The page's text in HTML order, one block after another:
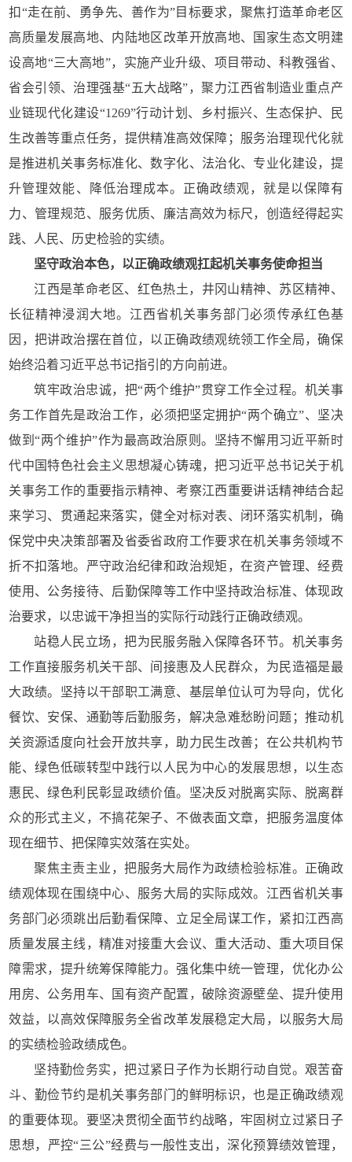
扣“走在前、勇争先、善作为”目标要求，聚焦打造革命老区
高质量发展高地、内陆地区改革开放高地、国家生态文明建
设高地“三大高地”，实施产业升级、项目带动、科教强省、
省会引领、治理强基“五大战略”，聚力江西省制造业重点产
业链现代化建设“1269”行动计划、乡村振兴、生态保护、民
生改善等重点任务，提供精准高效保障；服务治理现代化就
是推进机关事务标准化、数字化、法治化、专业化建设，提
升管理效能、降低治理成本。正确政绩观，就是以保障有
力、管理规范、服务优质、廉洁高效为标尺，创造经得起实
践、人民、历史检验的实绩。
坚守政治本色，以正确政绩观扛起机关事务使命担当
江西是革命老区、红色热土，井冈山精神、苏区精神、
长征精神浸润大地。江西省机关事务部门必须传承红色基
因，把讲政治摆在首位，以正确政绩观统领工作全局，确保
始终沿着习近平总书记指引的方向前进。
筑牢政治忠诚，把“两个维护”贯穿工作全过程。机关事
务工作首先是政治工作，必须把坚定拥护“两个确立”、坚决
做到“两个维护”作为最高政治原则。坚持不懈用习近平新时
代中国特色社会主义思想凝心铸魂，把习近平总书记关于机
关事务工作的重要指示精神、考察江西重要讲话精神结合起
来学习、贯通起来落实，健全对标对表、闭环落实机制，确
保党中央决策部署及省委省政府工作要求在机关事务领域不
折不扣落地。严守政治纪律和政治规矩，在资产管理、经费
使用、公务接待、后勤保障等工作中坚持政治标准、体现政
治要求，以忠诚干净担当的实际行动践行正确政绩观。
站稳人民立场，把为民服务融入保障各环节。机关事务
工作直接服务机关干部、间接惠及人民群众，为民造福是最
大政绩。坚持以干部职工满意、基层单位认可为导向，优化
餐饮、安保、通勤等后勤服务，解决急难愁盼问题；推动机
关资源适度向社会开放共享，助力民生改善；在公共机构节
能、绿色低碳转型中践行以人民为中心的发展思想，以生态
惠民、绿色利民彰显政绩价值。坚决反对脱离实际、脱离群
众的形式主义，不搞花架子、不做表面文章，把服务温度体
现在细节、把保障实效落在实处。
聚焦主责主业，把服务大局作为政绩检验标准。正确政
绩观体现在围绕中心、服务大局的实际成效。江西省机关事
务部门必须跳出后勤看保障、立足全局谋工作，紧扣江西高
质量发展主线，精准对接重大会议、重大活动、重大项目保
障需求，提升统筹保障能力。强化集中统一管理，优化办公
用房、公务用车、国有资产配置，破除资源壁垒、提升使用
效益，以高效保障服务全省改革发展稳定大局，以服务大局
的实绩检验政绩成色。
坚持勤俭务实，把过紧日子作为长期行动自觉。艰苦奋
斗、勤俭节约是机关事务部门的鲜明标识，也是正确政绩观
的重要体现。要坚决贯彻全面节约战略，牢固树立过紧日子
思想，严控“三公”经费与一般性支出，深化预算绩效管理，